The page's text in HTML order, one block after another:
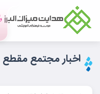
اخبار مجتمع مقطع